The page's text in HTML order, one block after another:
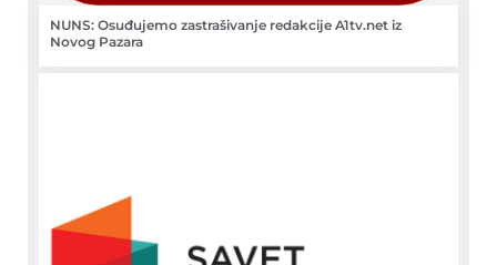
NUNS: Osuđujemo zastrašivanje redakcije A1tv.net iz
Novog Pazara